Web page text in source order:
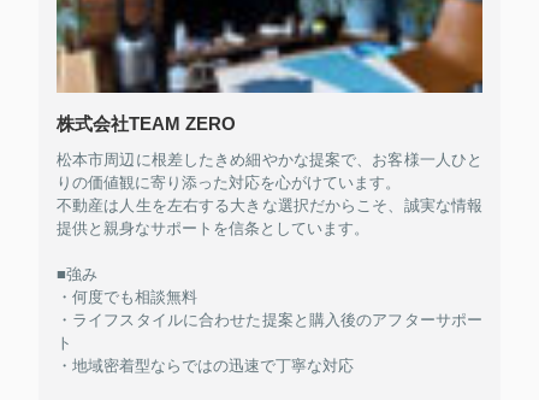
株式会社TEAM ZERO
松本市周辺に根差したきめ細やかな提案で、お客様一人ひと
りの価値観に寄り添った対応を心がけています。
不動産は人生を左右する大きな選択だからこそ、誠実な情報
提供と親身なサポートを信条としています。
■強み
・何度でも相談無料
・ライフスタイルに合わせた提案と購入後のアフターサポー
ト
・地域密着型ならではの迅速で丁寧な対応